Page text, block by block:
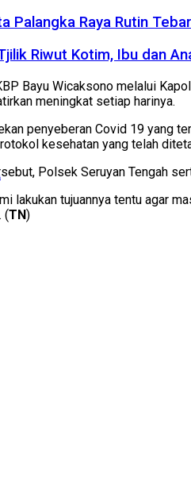
Palangka Raya Rutin
Riwut Kotim, Ibu dan
Bayu Wicaksono melalui
meningkat setiap harinya.
penyeberan Covid 19 yang
kesehatan yang telah
Polsek Seruyan Tengah
lakukan tujuannya tentu agar
(TN)